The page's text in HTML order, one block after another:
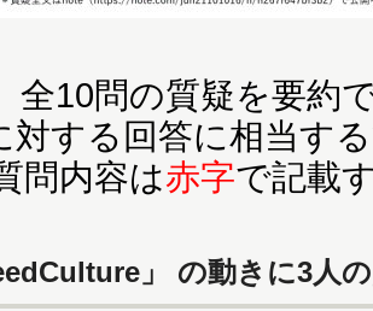
10問の質疑を要約
する回答に相当す
問内容は赤字で記載
」 の動きに3人